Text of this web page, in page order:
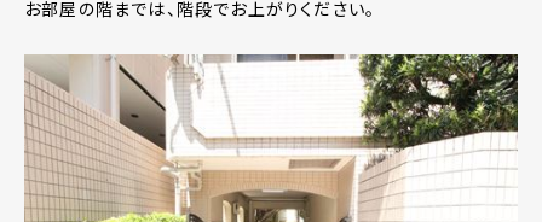
お部屋の階までは、階段でお上がりください。